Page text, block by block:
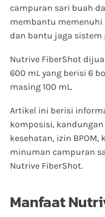
campuran sari buah
membantu
dan bantu jaga sistem
Nutrive FiberShot
600 mL yang berisi 6
masing 100 mL.
Artikel ini berisi
komposisi,
kesehatan, izin
minuman campuran
Nutrive FiberShot.
Manfaat